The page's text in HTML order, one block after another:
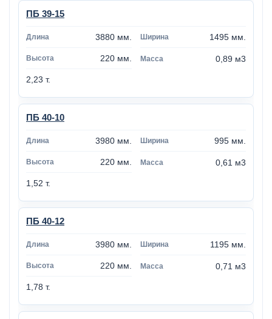
ПБ 39-15
3880 мм. 1495 мм.
220 мм. 0,89 м3
2,23 т.
ПБ 40-10
3980 мм. 995 мм.
220 мм. 0,61 м3
1,52 т.
ПБ 40-12
3980 мм. 1195 мм.
220 мм. 0,71 м3
1,78 т.